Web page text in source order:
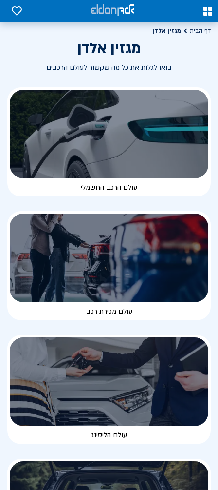
0
0
דף הבית מגזין אלדן
מגזין אלדן
בואו לגלות את כל מה שקשור לעולם הרכבים
עולם הרכב החשמלי
עולם מכירת רכב
עולם הליסינג